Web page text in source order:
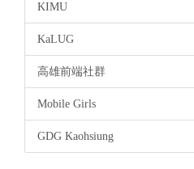
KIMU
KaLUG
高雄前端社群
Mobile Girls
GDG Kaohsiung